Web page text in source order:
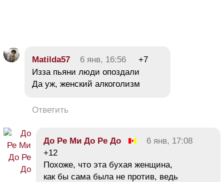
Matilda57 6 янв, 16:56
+7
Изза пьяни люди опоздали
Да уж, женский алкоголизм
Ответить
До Ре Ми До Ре До
6 янв, 17:08
+12
Похоже, что эта бухая женщина,
как бы сама была не против, ведь